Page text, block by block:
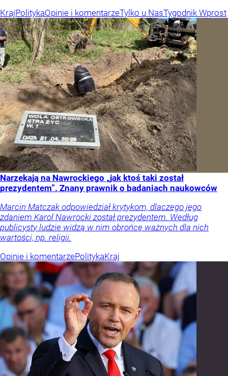
KrajPolitykaOpinie i komentarzeTylko u NasTygodnik Wprost
Narzekają na Nawrockiego „jak ktoś taki został
prezydentem”. Znany prawnik o badaniach naukowców
Marcin Matczak odpowiedział krytykom, dlaczego jego
zdaniem Karol Nawrocki został prezydentem. Według
publicysty ludzie widzą w nim obrońcę ważnych dla nich
wartości, np. religii.
Opinie i komentarzePolitykaKraj